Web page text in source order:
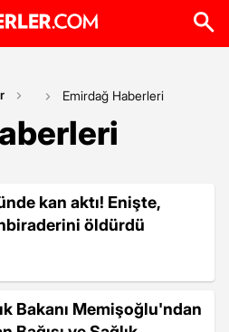
Emirdağ Haberleri
kan aktı! Enişte,
öldürdü
Bakanı Memişoğlu'ndan